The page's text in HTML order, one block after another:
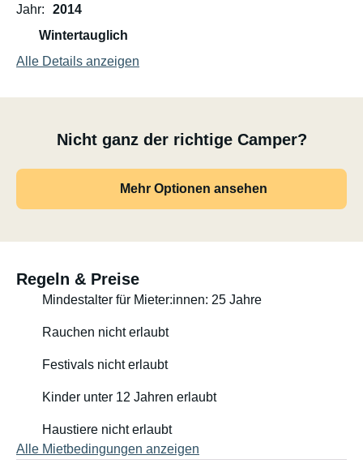
Jahr
2014
Wintertauglich
Alle Details anzeigen
Nicht ganz der richtige Camper?
Mehr Optionen ansehen
Regeln & Preise
Mindestalter für Mieter:innen: 25 Jahre
Rauchen nicht erlaubt
Festivals nicht erlaubt
Kinder unter 12 Jahren erlaubt
Haustiere nicht erlaubt
Alle Mietbedingungen anzeigen